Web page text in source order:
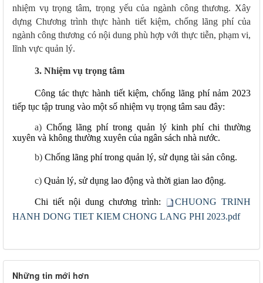
nhiệm vụ trọng tâm, trọng yếu của ngành công thương. Xây
dựng Chương trình thực hành tiết kiệm, chống lãng phí của
ngành công thương có nội dung phù hợp với thực tiễn, phạm vi,
lĩnh vực quản lý.
3. Nhiệm vụ trọng tâm
Công tácthực hành tiết kiệm, chống lãng phí nảm 2023
tiếp tục tập trung vào một số nhiệm vụ trọng tâm sau đây:
a) Chống lãng phí trong quản lý kinh phí chi thường
xuyên và không thường xuyên của ngân sách nhà nước.
b) Chốnglãng phí trong quản lý, sử dụng tài sản công.
c) Quản lý, sử dụng lao động và thời gian lao động.
​​Chi tiết nội dung chương trình:
CHUONG TRINH
HANH DONG TIET KIEM CHONG LANG PHI 2023.pdf
Những tin mới hơn